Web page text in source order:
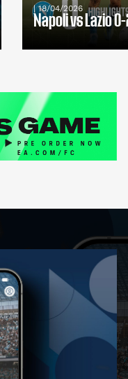
| 18/04/2026
Napoli vs Lazio